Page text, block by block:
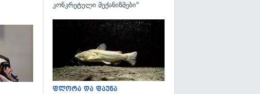
კონკრეტული მექანიზმები"
ფლორა და ფაუნა